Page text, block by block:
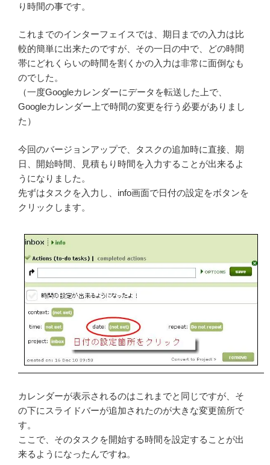
り時間の事です。
これまでのインターフェイスでは、期日までの入力は比
較的簡単に出来たのですが、その一日の中で、どの時間
帯にどれくらいの時間を割くかの入力は非常に面倒なも
のでした。
（一度Googleカレンダーにデータを転送した上で、
Googleカレンダー上で時間の変更を行う必要がありまし
た）
今回のバージョンアップで、タスクの追加時に直接、期
日、開始時間、見積もり時間を入力することが出来るよ
うになりました。
先ずはタスクを入力し、info画面で日付の設定をボタンを
クリックします。
カレンダーが表示されるのはこれまでと同じですが、そ
の下にスライドバーが追加されたのが大きな変更箇所で
す。
ここで、そのタスクを開始する時間を設定することが出
来るようになったんですね。